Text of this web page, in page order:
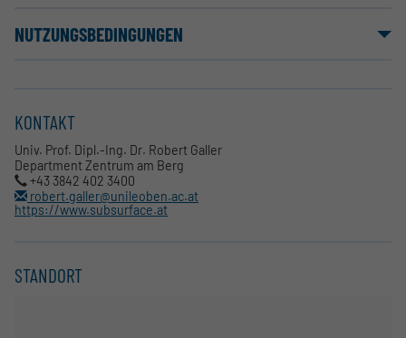
NUTZUNGSBEDINGUNGEN
KONTAKT
Univ. Prof. Dipl.-Ing. Dr. Robert Galler
Department Zentrum am Berg
+43 3842 402 3400
robert.galler@unileoben.ac.at
https://www.subsurface.at
STANDORT